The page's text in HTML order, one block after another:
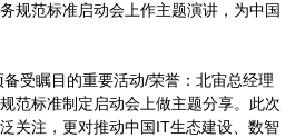
规范标准启动会上作主题演讲，为中国
受瞩目的重要活动/荣誉：北宙总经理
范标准制定启动会上做主题分享。此次
关注，更对推动中国IT生态建设、数智